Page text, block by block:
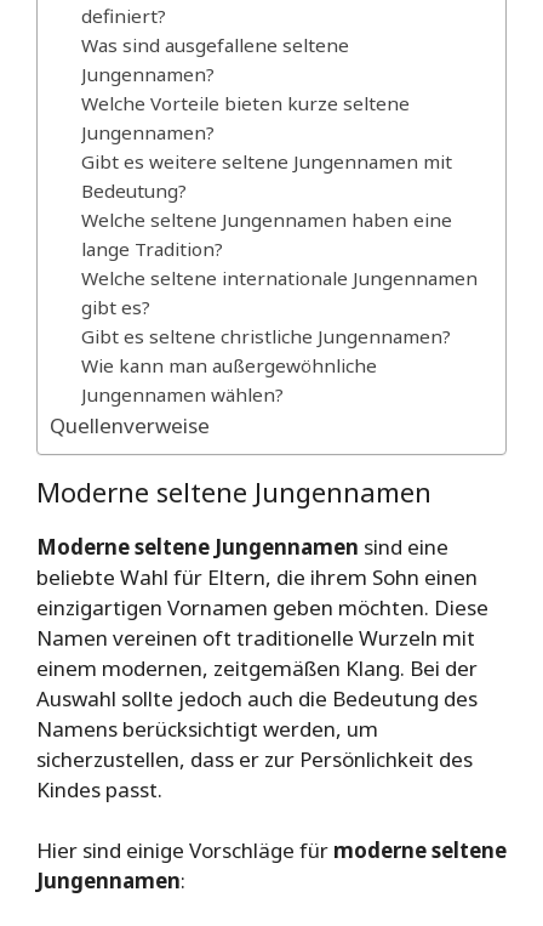
definiert?
Was sind ausgefallene seltene
Jungennamen?
Welche Vorteile bieten kurze seltene
Jungennamen?
Gibt es weitere seltene Jungennamen mit
Bedeutung?
Welche seltene Jungennamen haben eine
lange Tradition?
Welche seltene internationale Jungennamen
gibt es?
Gibt es seltene christliche Jungennamen?
Wie kann man außergewöhnliche
Jungennamen wählen?
Quellenverweise
Moderne seltene Jungennamen
Moderne seltene Jungennamen sind eine
beliebte Wahl für Eltern, die ihrem Sohn einen
einzigartigen Vornamen geben möchten. Diese
Namen vereinen oft traditionelle Wurzeln mit
einem modernen, zeitgemäßen Klang. Bei der
Auswahl sollte jedoch auch die Bedeutung des
Namens berücksichtigt werden, um
sicherzustellen, dass er zur Persönlichkeit des
Kindes passt.
Hier sind einige Vorschläge für moderne seltene
Jungennamen: